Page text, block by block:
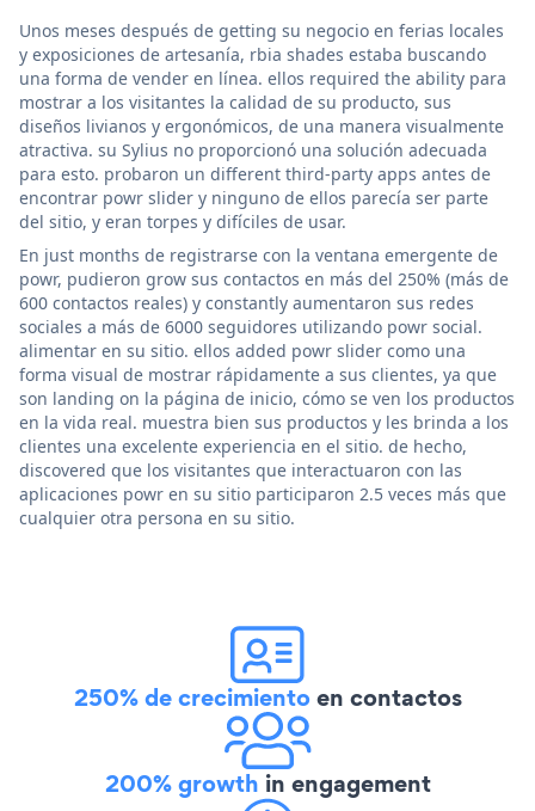
Unos meses después de getting su negocio en ferias locales
y exposiciones de artesanía, rbia shades estaba buscando
una forma de vender en línea. ellos required the ability para
mostrar a los visitantes la calidad de su producto, sus
diseños livianos y ergonómicos, de una manera visualmente
atractiva. su Sylius no proporcionó una solución adecuada
para esto. probaron un different third-party apps antes de
encontrar powr slider y ninguno de ellos parecía ser parte
del sitio, y eran torpes y difíciles de usar.
En just months de registrarse con la ventana emergente de
powr, pudieron grow sus contactos en más del 250% (más de
600 contactos reales) y constantly aumentaron sus redes
sociales a más de 6000 seguidores utilizando powr social.
alimentar en su sitio. ellos added powr slider como una
forma visual de mostrar rápidamente a sus clientes, ya que
son landing on la página de inicio, cómo se ven los productos
en la vida real. muestra bien sus productos y les brinda a los
clientes una excelente experiencia en el sitio. de hecho,
discovered que los visitantes que interactuaron con las
aplicaciones powr en su sitio participaron 2.5 veces más que
cualquier otra persona en su sitio.
250% de crecimientoen contactos
200% growth in engagement